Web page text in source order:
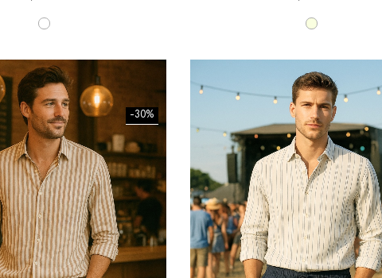
-30%